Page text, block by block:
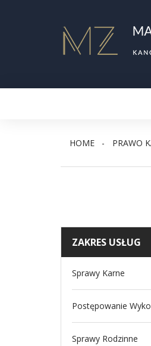
HOME PRAWO
ZAKRES USŁUG
Sprawy Karne
Postępowanie
Sprawy Rodzinne